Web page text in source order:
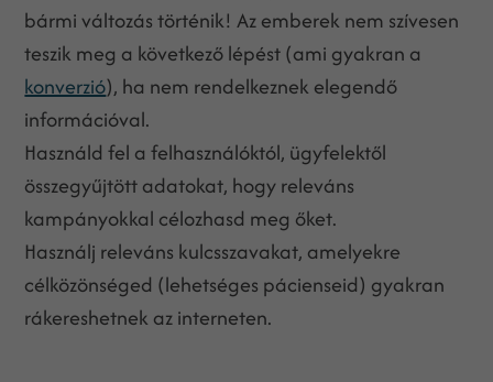
bármi változás történik! Az emberek nem szívesen
teszik meg a következő lépést (ami gyakran a
konverzió), ha nem rendelkeznek elegendő
információval.
Használd fel a felhasználóktól, ügyfelektől
összegyűjtött adatokat, hogy releváns
kampányokkal célozhasd meg őket.
Használj releváns kulcsszavakat, amelyekre
célközönséged (lehetséges pácienseid) gyakran
rákereshetnek az interneten.